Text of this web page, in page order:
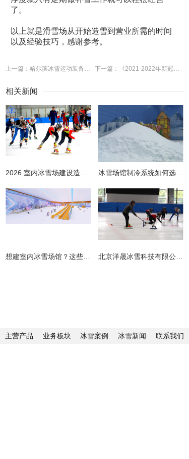
了。
以上就是滑雪场从开始造雪到营业所需的时间
以及经验技巧，感谢参考。
上一篇：哈尔滨冰雪运动装备制造产业园揭牌 下一篇：《2021-2022年新冠疫情对旅游客流影响报告》对冰雪旅游市场发展的相关分析
相关新闻
冰雪场馆制冷系统如何选择更节能？从设计到运维的全链路节能指南
北京洋晟冰雪科技有限公司扎根首都北京，是国内领先的室内冰雪场馆建设一站式服务商。
主营产品 业务板块 冰雪案例 冰雪新闻
联系我们